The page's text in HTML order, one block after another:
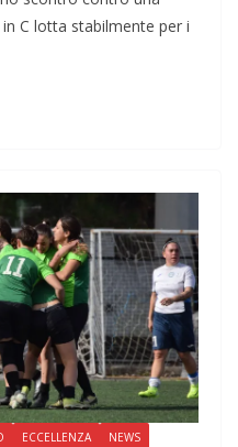
C lotta stabilmente per i
ECCELLENZA NEWS